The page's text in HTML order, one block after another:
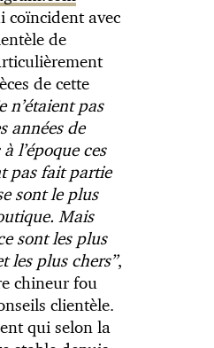
coïncident avec
de
de cette
n’étaient pas
années de
l’époque ces
pas fait partie
sont le plus
Mais
sont les plus
les plus chers”,
chineur fou
clientèle.
qui selon la